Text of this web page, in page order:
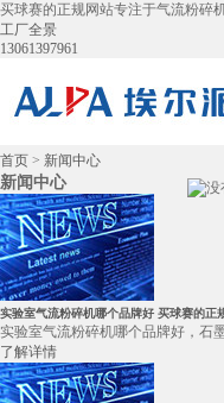
买球赛的正规网站专注于气流粉碎
工厂全景
13061397961
首页 > 新闻中心
新闻中心
实验室气流粉碎机哪个品牌好 买球赛的正
实验室气流粉碎机哪个品牌好，石
了解详情